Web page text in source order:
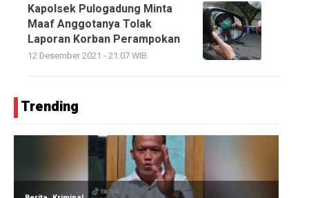
Kapolsek Pulogadung Minta
Maaf Anggotanya Tolak
Laporan Korban Perampokan
12 Desember 2021 - 21:07 WIB
Trending